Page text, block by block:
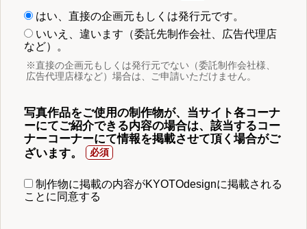
はい、直接の企画元もしくは発行元です。
いいえ、違います（委託先制作会社、広告代理店
など）。
※直接の企画元もしくは発行元でない（委託制作会社様、
広告代理店様など）場合は、ご申請いただけません。
写真作品をご使用の制作物が、当サイト各コーナ
ーにてご紹介できる内容の場合は、該当するコー
ナーコーナーにて情報を掲載させて頂く場合がご
ざいます。
制作物に掲載の内容がKYOTOdesignに掲載される
ことに同意する